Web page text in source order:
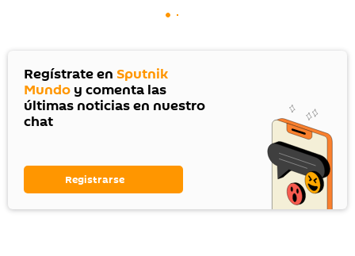
Regístrate en Sputnik
Mundo y comenta las
últimas noticias en nuestro
chat
Registrarse